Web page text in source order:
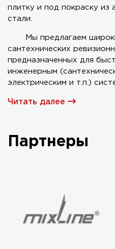
плитку и под покраску из
стали.
Мы предлагаем
сантехнических
предназначенных для
инженерным
электрическим и т.п.)
Читать далее
Партнеры